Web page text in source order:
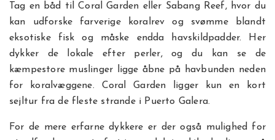
Tag en båd til Coral Garden eller Sabang Reef, hvor du
kan udforske farverige koralrev og svømme blandt
eksotiske fisk og måske endda havskildpadder. Her
dykker de lokale efter perler, og du kan se de
kæmpestore muslinger ligge åbne på havbunden neden
for koralvæggene. Coral Garden ligger kun en kort
sejltur fra de fleste strande i Puerto Galera.
For de mere erfarne dykkere er der også mulighed for